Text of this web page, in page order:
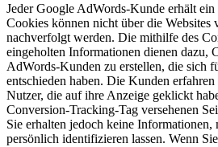
Jeder Google AdWords-Kunde erhält
Cookies können nicht über die Websites
nachverfolgt werden. Die mithilfe des
eingeholten Informationen dienen dazu,
AdWords-Kunden zu erstellen, die sich
entschieden haben. Die Kunden
Nutzer, die auf ihre Anzeige geklickt
Conversion-Tracking-Tag versehenen
Sie erhalten jedoch keine Informationen,
persönlich identifizieren lassen. Wenn